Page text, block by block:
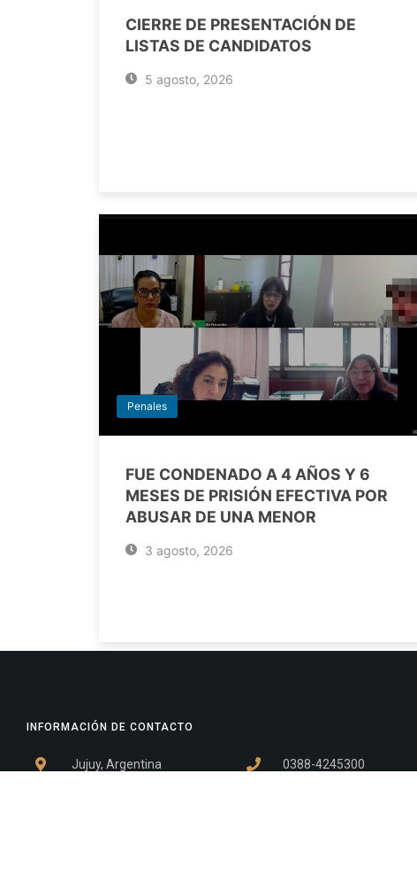
CIERRE DE PRESENTACIÓN DE
LISTAS DE CANDIDATOS
5 agosto, 2026
Penales
FUE CONDENADO A 4 AÑOS Y 6
MESES DE PRISIÓN EFECTIVA POR
ABUSAR DE UNA MENOR
3 agosto, 2026
INFORMACIÓN DE CONTACTO
Jujuy, Argentina
0388-4245300